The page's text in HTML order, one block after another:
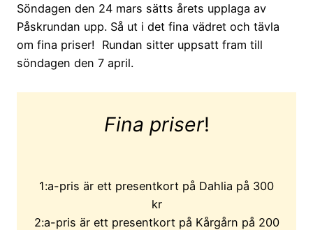
Söndagen den 24 mars sätts årets upplaga av
Påskrundan upp. Så ut i det fina vädret och tävla
om fina priser! Rundan sitter uppsatt fram till
söndagen den 7 april.
Fina priser!
1:a-pris är ett presentkort på Dahlia på 300
kr
2:a-pris är ett presentkort på Kårgårn på 200